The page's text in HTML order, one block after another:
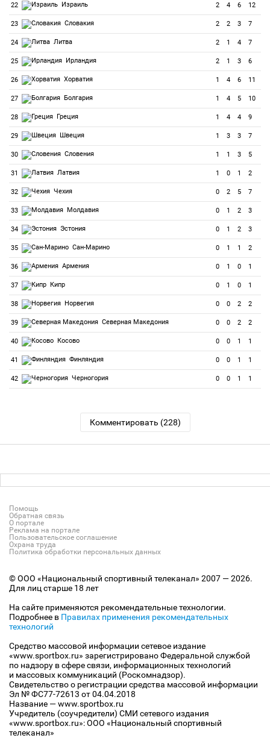
22 Израиль 2 4 6 12
23 Словакия 2 2 3 7
24 Литва 2 1 4 7
25 Ирландия 2 1 3 6
26 Хорватия 1 4 6 11
27 Болгария 1 4 5 10
28 Греция 1 4 4 9
29 Швеция 1 3 3 7
30 Словения 1 1 3 5
31 Латвия 1 0 1 2
32 Чехия 0 2 5 7
33 Молдавия 0 1 2 3
34 Эстония 0 1 2 3
35 Сан-Марино 0 1 1 2
36 Армения 0 1 0 1
37 Кипр 0 1 0 1
38 Норвегия 0 0 2 2
39 Северная Македония 0 0 2 2
40 Косово 0 0 1 1
41 Финляндия 0 0 1 1
42 Черногория 0 0 1 1
Комментировать (228)
Помощь
Обратная связь
О портале
Реклама на портале
Пользовательское соглашение
Охрана труда
Политика обработки персональных данных
© ООО «Национальный спортивный телеканал» 2007 — 2026.
Для лиц старше 18 лет
На сайте применяются рекомендательные технологии.
Подробнее в Правилах применения рекомендательных
технологий
Средство массовой информации сетевое издание
«www.sportbox.ru» зарегистрировано Федеральной службой
по надзору в сфере связи, информационных технологий
и массовых коммуникаций (Роскомнадзор).
Свидетельство о регистрации средства массовой информации
Эл № ФС77-72613 от 04.04.2018
Название — www.sportbox.ru
Учредитель (соучредители) СМИ сетевого издания
«www.sportbox.ru»: ООО «Национальный спортивный
телеканал»